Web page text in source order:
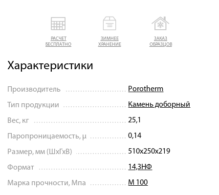
РАСЧЕТ
БЕСПЛАТНО
ЗИМНЕЕ
ХРАНЕНИЕ
ЗАКАЗ
ОБРАЗЦОВ
Характеристики
Производитель Porotherm
Тип продукции Камень доборный
Вес, кг 25,1
Паропроницаемость, μ 0,14
Размер, мм (ШхГхВ) 510х250х219
Формат 14,3НФ
Марка прочности, Мпа М 100